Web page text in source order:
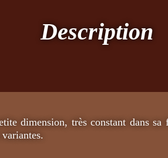
Description
dimension, très constant dans sa